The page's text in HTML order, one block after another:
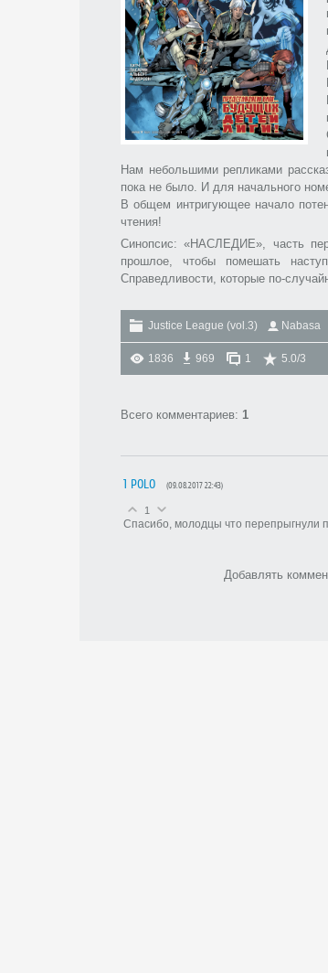
Нам небольшими репликами
пока не было. И для начального
В общем интригующее начало
чтения!
Синопсис: «НАСЛЕДИЕ», часть
прошлое, чтобы помешать
Справедливости, которые по-
Justice League (vol.3) Nabasa
1836 969 1 5.0/3
Всего комментариев: 1
1 POLO (09.08.2017 22:43)
1
Спасибо, молодцы что перепрыгнули
Добавлять